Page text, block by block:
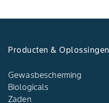
Producten & Oplossingen
Gewasbescherming
Biologicals
Zaden